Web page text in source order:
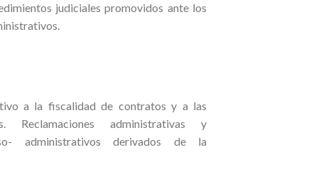
judiciales promovidos ante los
a la fiscalidad de contratos y a las
Reclamaciones administrativas y
administrativos derivados de la